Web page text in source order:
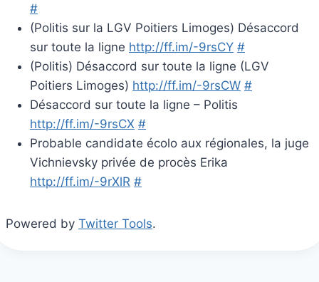
#
(Politis sur la LGV Poitiers Limoges) Désaccord
sur toute la ligne http://ff.im/-9rsCY #
(Politis) Désaccord sur toute la ligne (LGV
Poitiers Limoges) http://ff.im/-9rsCW #
Désaccord sur toute la ligne – Politis
http://ff.im/-9rsCX #
Probable candidate écolo aux régionales, la juge
Vichnievsky privée de procès Erika
http://ff.im/-9rXlR #
Powered by Twitter Tools.